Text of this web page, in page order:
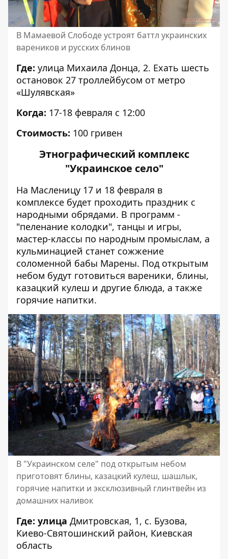
В Мамаевой Слободе устроят баттл украинских
вареников и русских блинов
Где: улица Михаила Донца, 2. Ехать шесть
остановок 27 троллейбусом от метро
«Шулявская»
Когда: 17-18 февраля с 12:00
Стоимость: 100 гривен
Этнографический комплекс
"Украинское село"
На Масленицу 17 и 18 февраля в
комплексе будет проходить праздник с
народными обрядами. В программ -
"пеленание колодки", танцы и игры,
мастер-классы по народным промыслам, а
кульминацией станет сожжение
соломенной бабы Марены. Под открытым
небом будут готовиться вареники, блины,
казацкий кулеш и другие блюда, а также
горячие напитки.
В "Украинском селе" под открытым небом
приготовят блины, казацкий кулеш, шашлык,
горячие напитки и эксклюзивный глинтвейн из
домашних наливок
Где: улица Дмитровская, 1, с. Бузова,
Киево-Святошинский район, Киевская
область